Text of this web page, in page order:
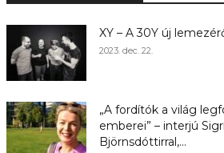
XY – A 30Y új
2023. dec. 22.
„A fordítók a világ
emberei” – interjú
Björnsdóttirral,...